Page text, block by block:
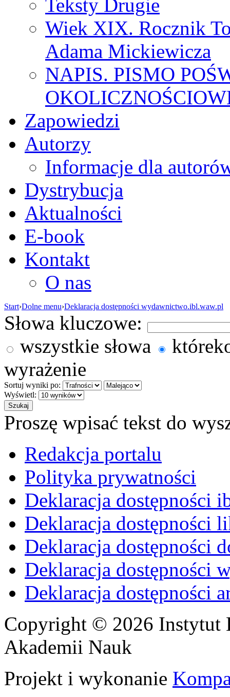
Teksty Drugie
Wiek XIX. Rocznik
Adama Mickiewicza
NAPIS. PISMO
Zapowiedzi
Autorzy
Informacje dla
Dystrybucja
Aktualności
E-book
Kontakt
O nas
Start›Dolne menu›Deklaracja dostępności wydawnictwo.ibl.waw.pl
Słowa kluczowe:
wszystkie słowa
wyrażenie
Sortuj wyniki po:
Wyświetl:
Proszę wpisać tekst do
Redakcja portalu
Polityka prywatności
Deklaracja dostępności
Deklaracja dostępności
Deklaracja dostępności
Deklaracja dostępności
Deklaracja dostępności
Copyright © 2026 Instytut
Akademii Nauk
Projekt i wykonanie